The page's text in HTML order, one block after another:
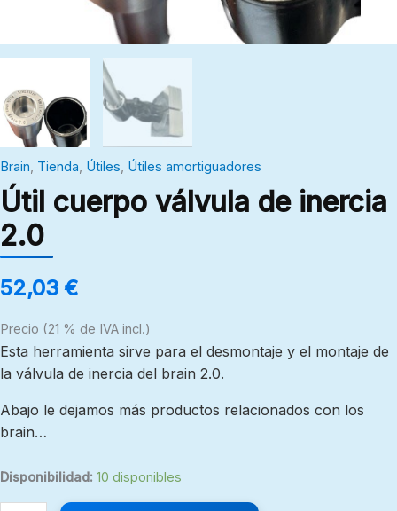
Brain Tienda Útiles Útiles amortiguadores
Útil cuerpo válvula de inercia
2.0
52,03 €
Precio (21 % de IVA incl.)
Esta herramienta sirve para el desmontaje y el montaje de
la válvula de inercia del brain 2.0.
Abajo le dejamos más productos relacionados con los
brain…
Disponibilidad: 10 disponibles